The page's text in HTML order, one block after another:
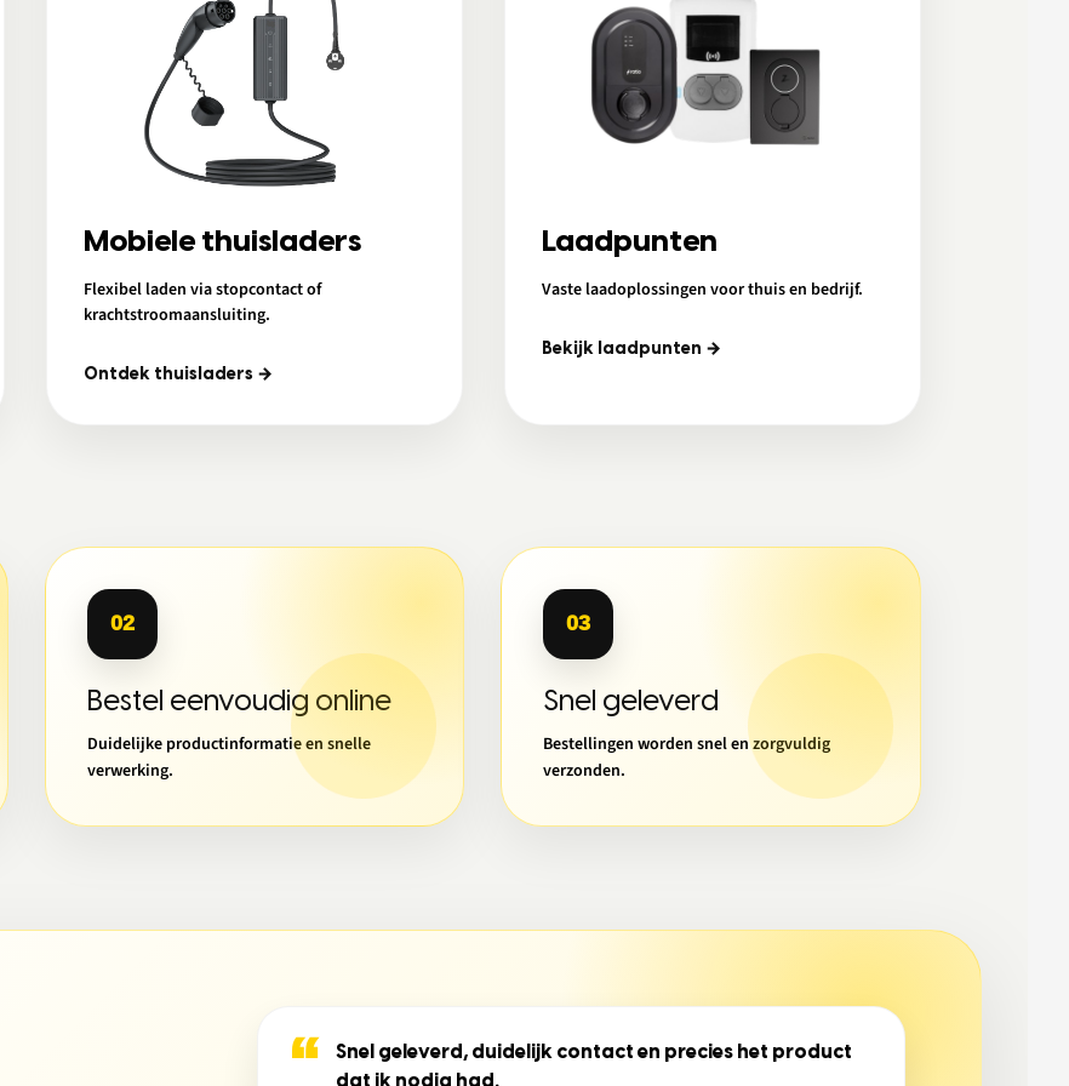
Mobiele thuisladers
Flexibel laden via stopcontact of
krachtstroomaansluiting.
Ontdek thuisladers →
Laadpunten
Vaste laadoplossingen voor thuis en bedrijf.
Bekijk laadpunten →
02
Bestel eenvoudig online
Duidelijke productinformatie en snelle
verwerking.
03
Snel geleverd
Bestellingen worden snel en zorgvuldig
verzonden.
“
Snel geleverd, duidelijk contact en precies het product
dat ik nodig had.